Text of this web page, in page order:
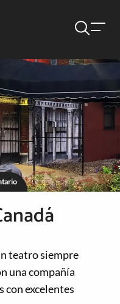
teatro siempre
una compañía
con excelentes